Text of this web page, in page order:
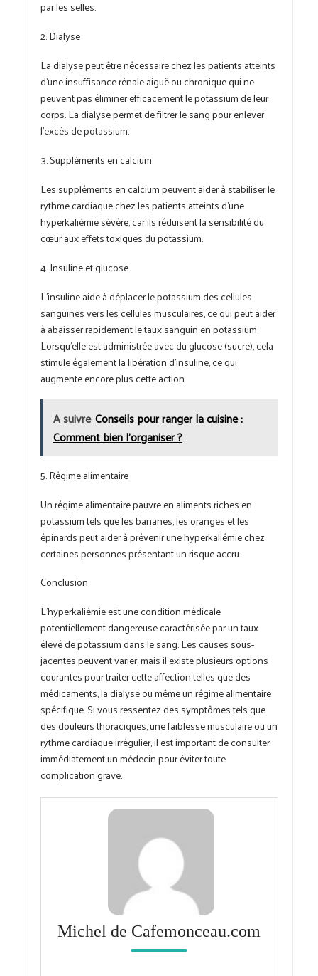
par les selles.
2. Dialyse
La dialyse peut être nécessaire chez les patients atteints
d’une insuffisance rénale aiguë ou chronique qui ne
peuvent pas éliminer efficacement le potassium de leur
corps. La dialyse permet de filtrer le sang pour enlever
l’excès de potassium.
3. Suppléments en calcium
Les suppléments en calcium peuvent aider à stabiliser le
rythme cardiaque chez les patients atteints d’une
hyperkaliémie sévère, car ils réduisent la sensibilité du
cœur aux effets toxiques du potassium.
4. Insuline et glucose
L’insuline aide à déplacer le potassium des cellules
sanguines vers les cellules musculaires, ce qui peut aider
à abaisser rapidement le taux sanguin en potassium.
Lorsqu’elle est administrée avec du glucose (sucre), cela
stimule également la libération d’insuline, ce qui
augmente encore plus cette action.
A suivre Conseils pour ranger la cuisine :
Comment bien l'organiser ?
5. Régime alimentaire
Un régime alimentaire pauvre en aliments riches en
potassium tels que les bananes, les oranges et les
épinards peut aider à prévenir une hyperkaliémie chez
certaines personnes présentant un risque accru.
Conclusion
L’hyperkaliémie est une condition médicale
potentiellement dangereuse caractérisée par un taux
élevé de potassium dans le sang. Les causes sous-
jacentes peuvent varier, mais il existe plusieurs options
courantes pour traiter cette affection telles que des
médicaments, la dialyse ou même un régime alimentaire
spécifique. Si vous ressentez des symptômes tels que
des douleurs thoraciques, une faiblesse musculaire ou un
rythme cardiaque irrégulier, il est important de consulter
immédiatement un médecin pour éviter toute
complication grave.
Michel de Cafemonceau.com